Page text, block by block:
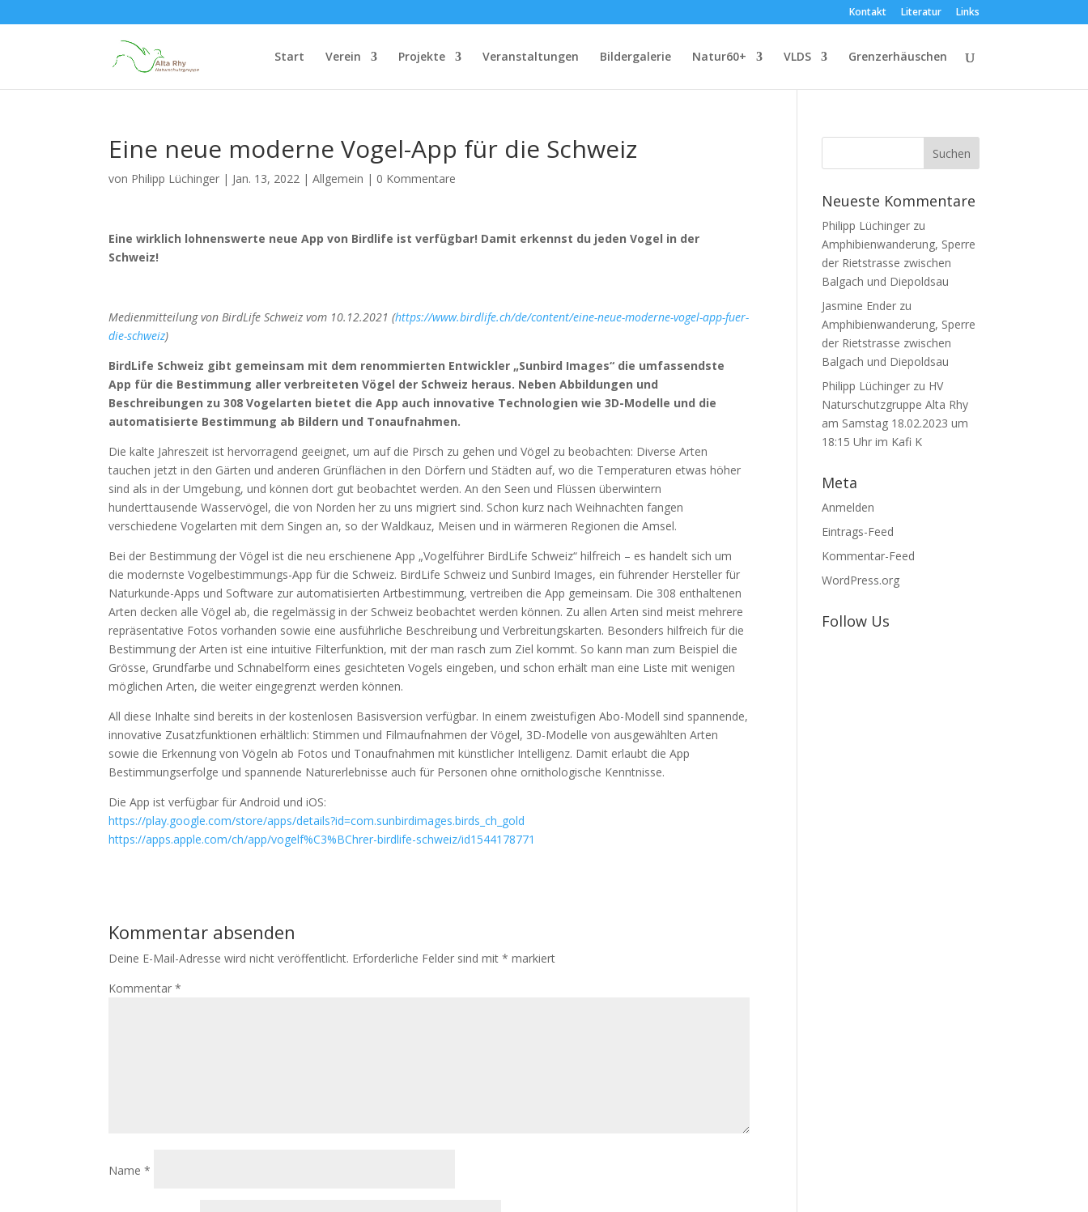
Kontakt Literatur Links
Start Verein Projekte Veranstaltungen Bildergalerie Natur60+ VLDS Grenzerhäuschen
Eine neue moderne Vogel-App für die Schweiz
von Philipp Lüchinger | Jan. 13, 2022 |Allgemein | 0 Kommentare
Eine wirklich lohnenswerte neue App von Birdlife ist verfügbar! Damit erkennst du jeden Vogel in der
Schweiz!
Medienmitteilung von BirdLife Schweiz vom 10.12.2021 (https://www.birdlife.ch/de/content/eine-neue-moderne-vogel-app-fuer-
die-schweiz)
BirdLife Schweiz gibt gemeinsam mit dem renommierten Entwickler „Sunbird Images“ die umfassendste
App für die Bestimmung aller verbreiteten Vögel der Schweiz heraus. Neben Abbildungen und
Beschreibungen zu 308 Vogelarten bietet die App auch innovative Technologien wie 3D-Modelle und die
automatisierte Bestimmung ab Bildern und Tonaufnahmen.
Die kalte Jahreszeit ist hervorragend geeignet, um auf die Pirsch zu gehen und Vögel zu beobachten: Diverse Arten
tauchen jetzt in den Gärten und anderen Grünflächen in den Dörfern und Städten auf, wo die Temperaturen etwas höher
sind als in der Umgebung, und können dort gut beobachtet werden. An den Seen und Flüssen überwintern
hunderttausende Wasservögel, die von Norden her zu uns migriert sind. Schon kurz nach Weihnachten fangen
verschiedene Vogelarten mit dem Singen an, so der Waldkauz, Meisen und in wärmeren Regionen die Amsel.
Bei der Bestimmung der Vögel ist die neu erschienene App „Vogelführer BirdLife Schweiz“ hilfreich – es handelt sich um
die modernste Vogelbestimmungs-App für die Schweiz. BirdLife Schweiz und Sunbird Images, ein führender Hersteller für
Naturkunde-Apps und Software zur automatisierten Artbestimmung, vertreiben die App gemeinsam. Die 308 enthaltenen
Arten decken alle Vögel ab, die regelmässig in der Schweiz beobachtet werden können. Zu allen Arten sind meist mehrere
repräsentative Fotos vorhanden sowie eine ausführliche Beschreibung und Verbreitungskarten. Besonders hilfreich für die
Bestimmung der Arten ist eine intuitive Filterfunktion, mit der man rasch zum Ziel kommt. So kann man zum Beispiel die
Grösse, Grundfarbe und Schnabelform eines gesichteten Vogels eingeben, und schon erhält man eine Liste mit wenigen
möglichen Arten, die weiter eingegrenzt werden können.
All diese Inhalte sind bereits in der kostenlosen Basisversion verfügbar. In einem zweistufigen Abo-Modell sind spannende,
innovative Zusatzfunktionen erhältlich: Stimmen und Filmaufnahmen der Vögel, 3D-Modelle von ausgewählten Arten
sowie die Erkennung von Vögeln ab Fotos und Tonaufnahmen mit künstlicher Intelligenz. Damit erlaubt die App
Bestimmungserfolge und spannende Naturerlebnisse auch für Personen ohne ornithologische Kenntnisse.
Die App ist verfügbar für Android und iOS:
https://play.google.com/store/apps/details?id=com.sunbirdimages.birds_ch_gold
https://apps.apple.com/ch/app/vogelf%C3%BChrer-birdlife-schweiz/id1544178771
Kommentar absenden
Deine E-Mail-Adresse wird nicht veröffentlicht. Erforderliche Felder sind mit* markiert
Kommentar*
Name*
Neueste Kommentare
Philipp Lüchinger zu
Amphibienwanderung, Sperre
der Rietstrasse zwischen
Balgach und Diepoldsau
Jasmine Ender zu
Amphibienwanderung, Sperre
der Rietstrasse zwischen
Balgach und Diepoldsau
Philipp Lüchinger zu HV
Naturschutzgruppe Alta Rhy
am Samstag 18.02.2023 um
18:15 Uhr im Kafi K
Meta
Anmelden
Eintrags-Feed
Kommentar-Feed
WordPress.org
Follow Us